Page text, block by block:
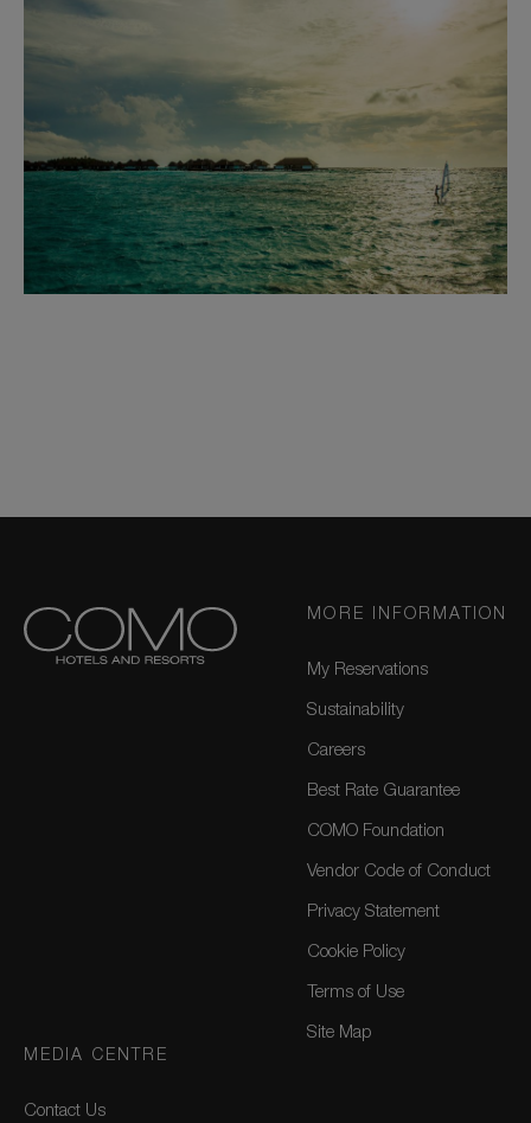
MORE INFORMATION
My Reservations
Sustainability
Careers
Best Rate Guarantee
COMO Foundation
Vendor Code of Conduct
Privacy Statement
Cookie Policy
Terms of Use
Site Map
MEDIA CENTRE
Contact Us